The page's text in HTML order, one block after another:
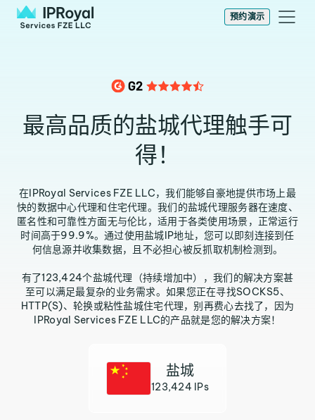
预约演示
最高品质的盐城代理触手可
得！
在IPRoyal Services FZE LLC，我们能够自豪地提供市场上最
快的数据中心代理和住宅代理。我们的盐城代理服务器在速度、
匿名性和可靠性方面无与伦比，适用于各类使用场景，正常运行
时间高于99.9%。通过使用盐城IP地址，您可以即刻连接到任
何信息源并收集数据，且不必担心被反抓取机制检测到。
有了123,424个盐城代理（持续增加中），我们的解决方案甚
至可以满足最复杂的业务需求。如果您正在寻找SOCKS5、
HTTP(S)、轮换或粘性盐城住宅代理，别再费心去找了，因为
IPRoyal Services FZE LLC的产品就是您的解决方案！
盐城
123,424 IPs